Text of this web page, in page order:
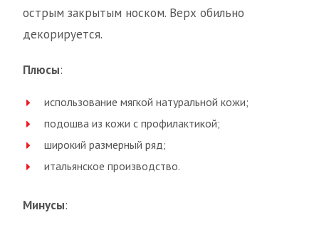
острым закрытым носком. Верх обильно
декорируется.
Плюсы:
использование мягкой натуральной кожи;
подошва из кожи с профилактикой;
широкий размерный ряд;
итальянское производство.
Минусы: